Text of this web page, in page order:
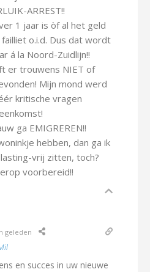
ARREST!!
1 jaar is òf al het geld
o.i.d. Dus dat wordt
á la Noord-Zuidlijn!!
er trouwens NIET of
Mijn mond werd
kritische vragen
ga EMIGREREN!!
hebben, dan ga ik
vrij zitten, toch?
voorbereid!!
geleden
en succes in uw nieuwe